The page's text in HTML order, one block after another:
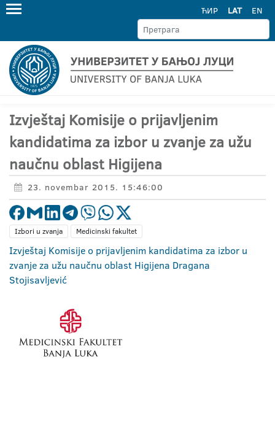
ЋИР LAT EN
Izvještaj Komisije o prijavljenim
kandidatima za izbor u zvanje za užu
naučnu oblast Higijena
23. novembar 2015. 15:46:00
Izbori u zvanja Medicinski fakultet
Izvještaj Komisije o prijavljenim kandidatima za izbor u
zvanje za užu naučnu oblast Higijena Dragana
Stojisavljević